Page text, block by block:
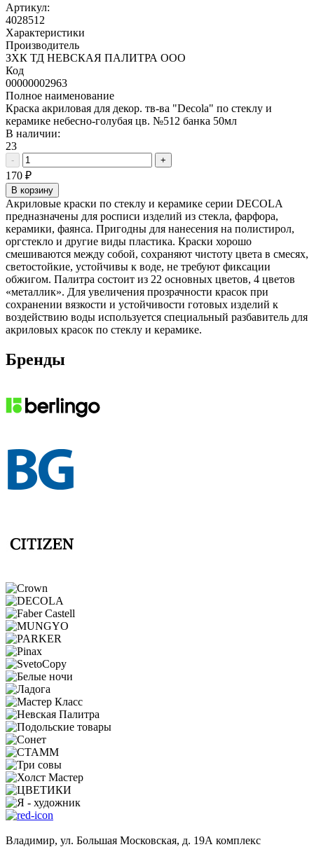
Артикул:
4028512
Характеристики
Производитель
ЗХК ТД НЕВСКАЯ ПАЛИТРА ООО
Код
00000002963
Полное наименование
Краска акриловая для декор. тв-ва "Decola" по стеклу и
керамике небесно-голубая цв. №512 банка 50мл
В наличии:
23
- +
170 ₽
В корзину
Акриловые краски по стеклу и керамике серии DECOLA
предназначены для росписи изделий из стекла, фарфора,
керамики, фаянса. Пригодны для нанесения на полистирол,
оргстекло и другие виды пластика. Краски хорошо
смешиваются между собой, сохраняют чистоту цвета в смесях,
светостойкие, устойчивы к воде, не требуют фиксации
обжигом. Палитра состоит из 22 основных цветов, 4 цветов
«металлик». Для увеличения прозрачности красок при
сохранении вязкости и устойчивости готовых изделий к
воздействию воды используется специальный разбавитель для
акриловых красок по стеклу и керамике.
Бренды
Владимир, ул. Большая Московская, д. 19А комплекс